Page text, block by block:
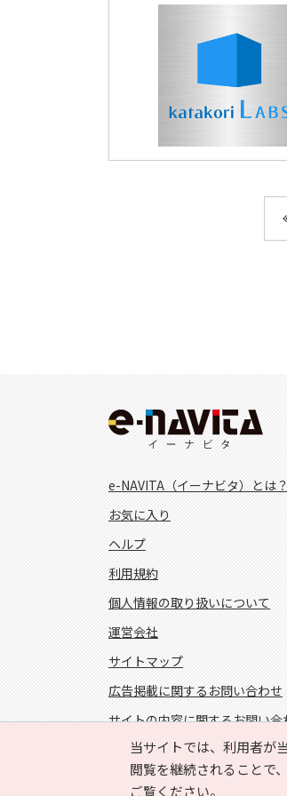
当サイトでは、利用者が
閲覧を継続されることで
ご覧ください。
e-NAVITA（イーナビタ）とは？
お気に入り
ヘルプ
利用規約
個人情報の取り扱いについて
運営会社
サイトマップ
広告掲載に関するお問い合わせ
サイトの内容に関するお問い合
FOLLOW US!